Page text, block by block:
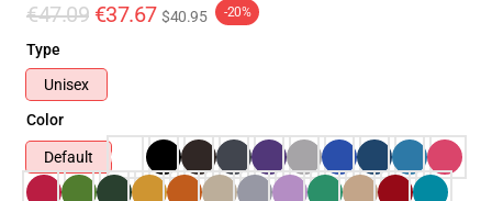
€47.09 €37.67 $40.95 -20%
Type
Unisex
Color
Default